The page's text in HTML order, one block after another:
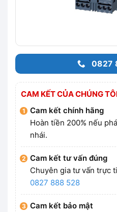
0827
CAM KẾT CỦA CHÚNG
Cam kết chính hãng
Hoàn tiền 200% nếu
nhái.
Cam kết tư vấn đúng
Chuyên gia tư vấn trực
0827 888 528
Cam kết bảo mật